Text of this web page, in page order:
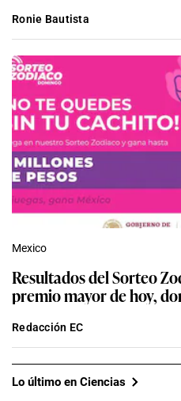
Ronie Bautista
Mexico
Resultados del Sorteo
premio mayor de hoy,
Redacción EC
Lo último en Ciencias